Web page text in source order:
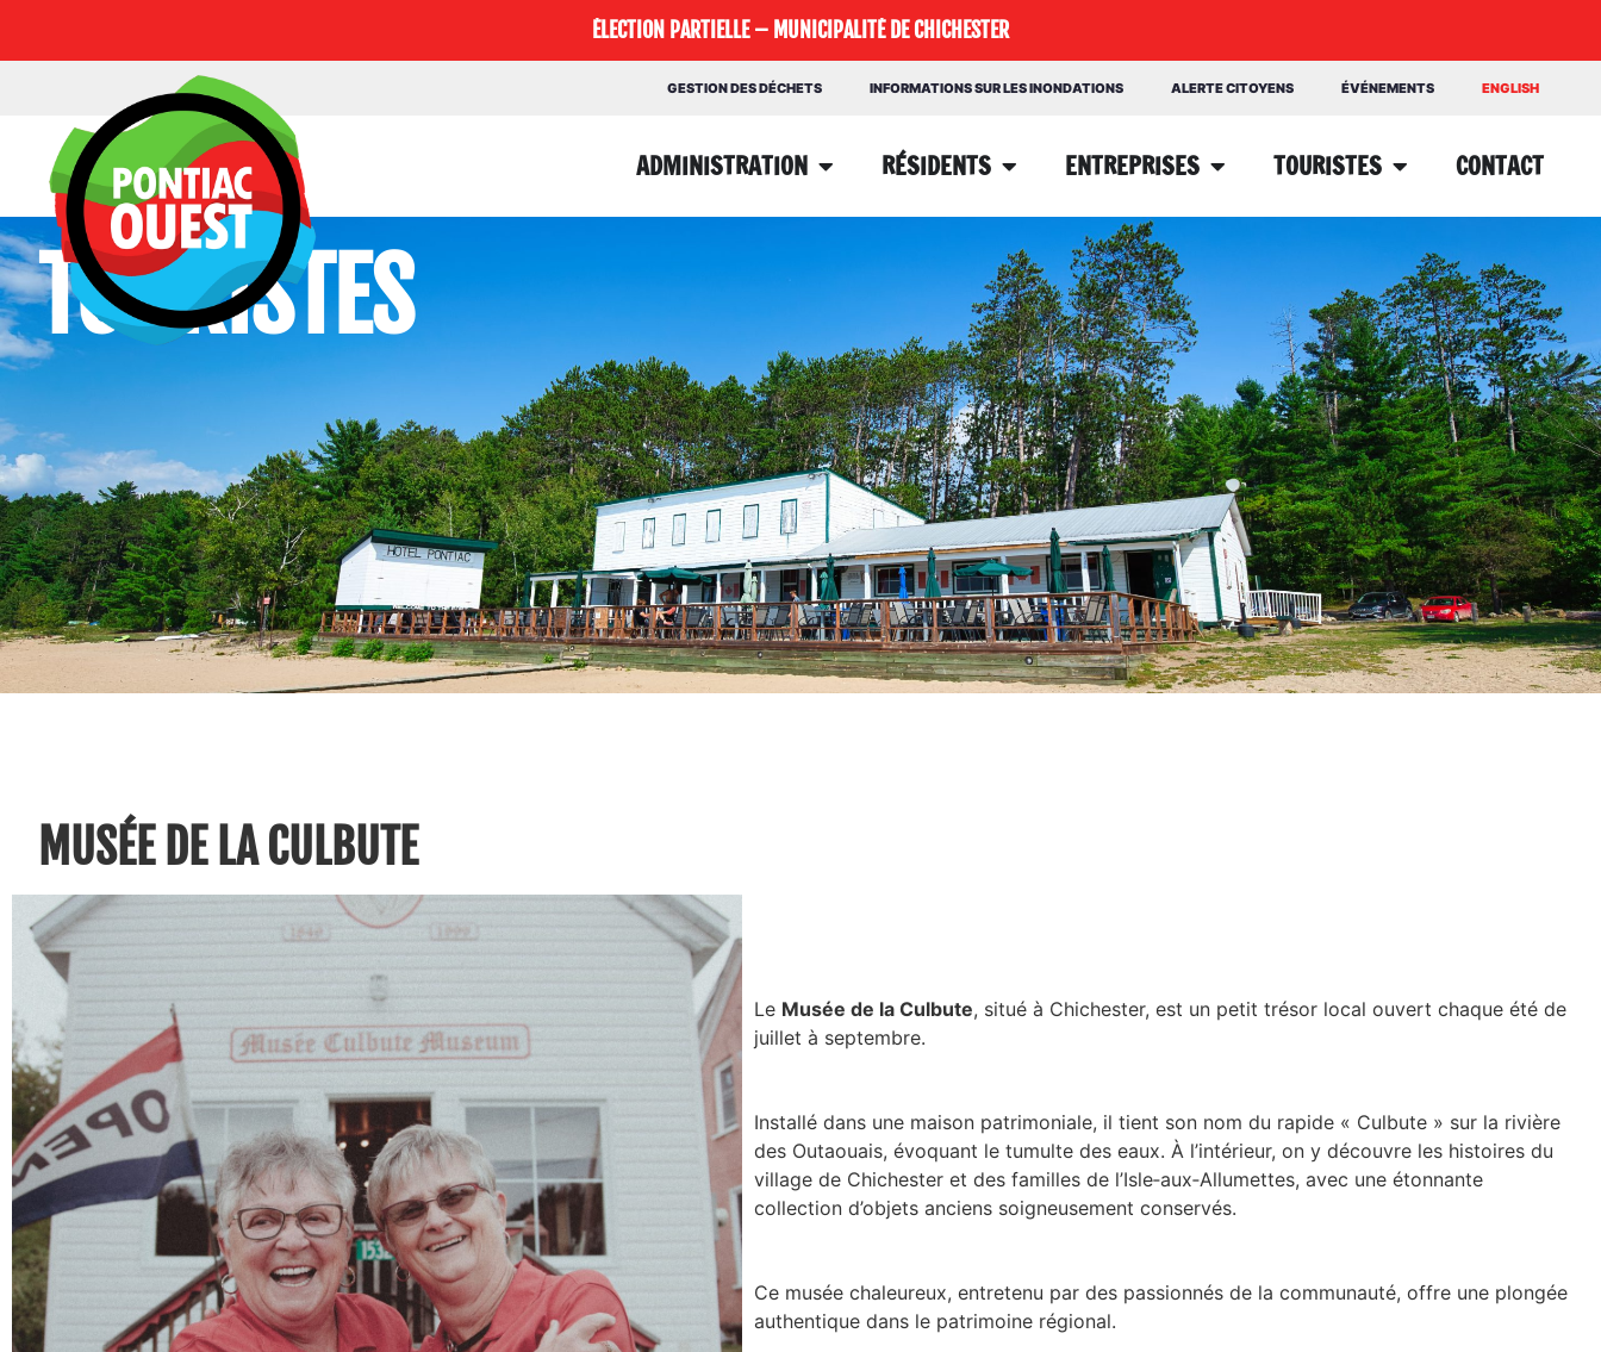
ÉLECTION PARTIELLE – MUNICIPALITÉ DE CHICHESTER
GESTION DES DÉCHETS INFORMATIONS SUR LES INONDATIONS ALERTE CITOYENS ÉVÉNEMENTS ENGLISH
ADMINISTRATION RÉSIDENTS ENTREPRISES TOURISTES CONTACT
TOURISTES
MUSÉE DE LA CULBUTE
Le Musée de la Culbute, situé à Chichester, est un petit trésor local ouvert chaque été de
juillet à septembre.
Installé dans une maison patrimoniale, il tient son nom du rapide « Culbute » sur la rivière
des Outaouais, évoquant le tumulte des eaux. À l’intérieur, on y découvre les histoires du
village de Chichester et des familles de l’Isle‑aux‑Allumettes, avec une étonnante
collection d’objets anciens soigneusement conservés.
Ce musée chaleureux, entretenu par des passionnés de la communauté, offre une plongée
authentique dans le patrimoine régional.